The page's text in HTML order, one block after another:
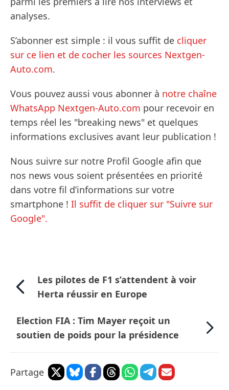
analyses.
S’abonner est simple : il vous suffit de cliquer
sur ce lien et de cocher les sources Nextgen-
Auto.com.
Vous pouvez aussi vous abonner à notre chaîne
WhatsApp Nextgen-Auto.com pour recevoir en
temps réel les "breaking news" et quelques
informations exclusives avant leur publication !
Nous suivre sur notre Profil Google afin que
nos news vous soient présentées en priorité
dans votre fil d’informations sur votre
smartphone ! Il suffit de cliquer sur "Suivre sur
Google".
Les pilotes de F1 s’attendent à voir
Herta réussir en Europe
Election FIA : Tim Mayer reçoit un
soutien de poids pour la présidence
Partage